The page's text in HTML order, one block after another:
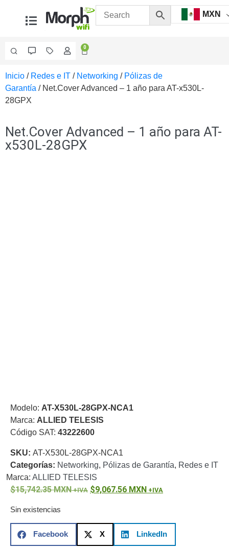
MXN
0
Videovigilancia
Accesorios
Generales
Ethernet y
Fibra Accesorios
para
VGA,
DVILentesMicrófonos
y Brackets
CámarasPartes
o
RefaccionesProbadores
de
VideoTransceptores
Cables y
Inicio / Redes e IT / Networking / Pólizas de
Garantía / Net.Cover Advanced – 1 año para AT-x530L-
28GPX
Net.Cover Advanced – 1 año para AT-
x530L-28GPX
Modelo: AT-X530L-28GPX-NCA1
Marca: ALLIED TELESIS
Código SAT: 43222600
SKU: AT-X530L-28GPX-NCA1
Categorías: Networking, Pólizas de Garantía, Redes e IT
Marca: ALLIED TELESIS
15,742.35MXN 9,067.56 MXN
Sin existencias
Facebook X LinkedIn